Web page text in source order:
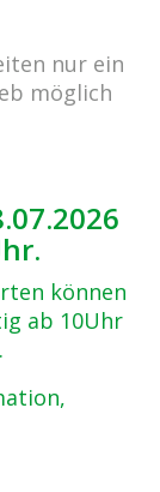
nur ein
möglich
können
ab 10Uhr